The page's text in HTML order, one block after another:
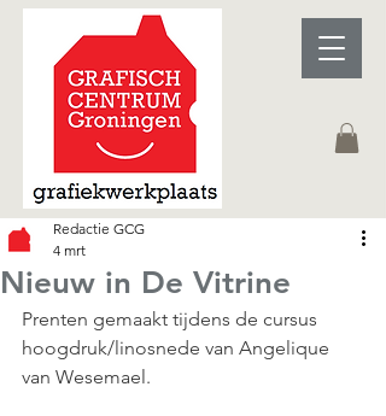
Nieuw in De Vitrine
Redactie GCG
4 mrt
Prenten gemaakt tijdens de cursus
hoogdruk/linosnede van Angelique
van Wesemael.